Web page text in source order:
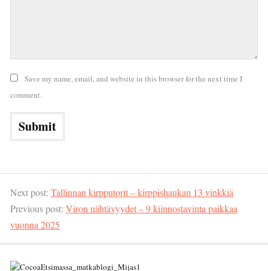
Save my name, email, and website in this browser for the next time I
comment.
Next post: Tallinnan kirpputorit – kirppishaukan 13 vinkkiä
Previous post: Viron nähtävyydet – 9 kiinnostavinta paikkaa
vuonna 2025